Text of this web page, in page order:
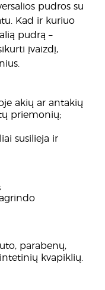
pudros su
Kad ir kuriuo
pudrą –
įvaizdį,
akių ar antakių
priemonių;
susilieja ir
parabenų,
kvapiklių.